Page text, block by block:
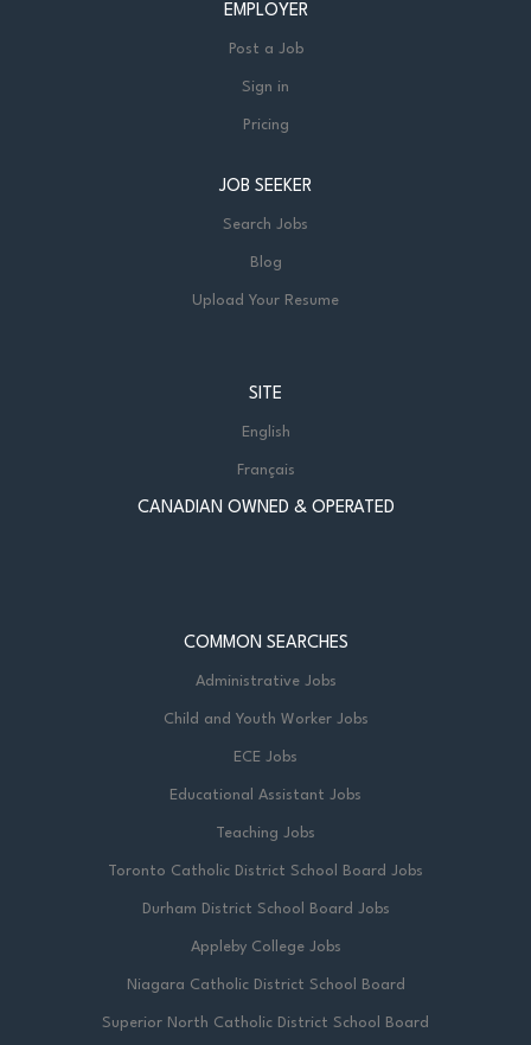
EMPLOYER
Post a Job
Sign in
Pricing
JOB SEEKER
Search Jobs
Blog
Upload Your Resume
SITE
English
Français
CANADIAN OWNED & OPERATED
COMMON SEARCHES
Administrative Jobs
Child and Youth Worker Jobs
ECE Jobs
Educational Assistant Jobs
Teaching Jobs
Toronto Catholic District School Board Jobs
Durham District School Board Jobs
Appleby College Jobs
Niagara Catholic District School Board
Superior North Catholic District School Board